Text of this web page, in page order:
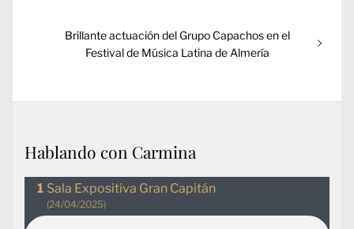
Entrada
siguiente:
Brillante actuación del Grupo Capachos en el
Festival de Música Latina de Almería
Hablando con Carmina
Sala Expositiva Gran Capitán
(24/04/2025)